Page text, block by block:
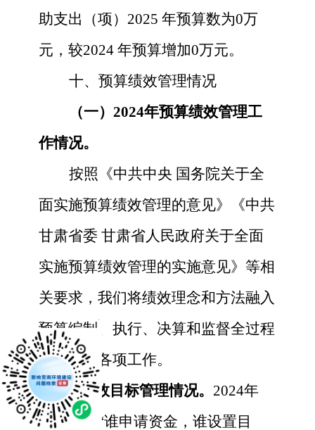
助支出（项） 2025 年预算数为0万
元，较2024 年预算增加0万元。
十、预算绩效管理情况
（一） 2024年预算绩效管理工
作情况。
按照《中共中央 国务院关于全
面实施预算绩效管理的意见》《中共
甘肃省委 甘肃省人民政府关于全面
实施预算绩效管理的实施意见》等相
关要求，我们将绩效理念和方法融入
预算编制、执行、决算和监督全过程
认真开展各项工作。
1.绩效目标管理情况。 2024年
度，按照
“谁申请资金，谁设置目
x